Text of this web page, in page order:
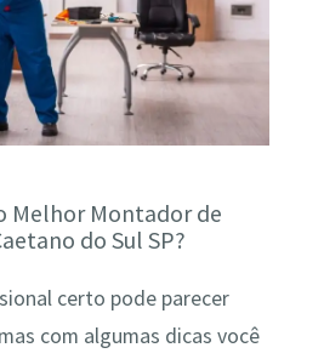
Melhor Montador de
do Sul SP?
certo pode parecer
com algumas dicas você